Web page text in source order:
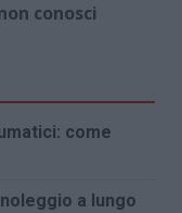
conosci
come
a lungo